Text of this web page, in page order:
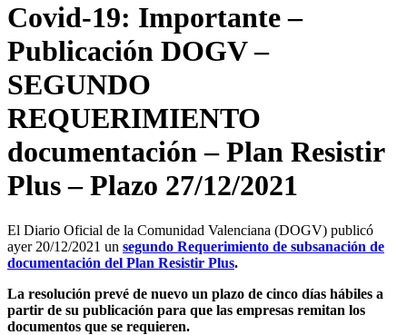
Covid-19: Importante –
Publicación DOGV –
SEGUNDO
REQUERIMIENTO
documentación – Plan Resistir
Plus – Plazo 27/12/2021
El Diario Oficial de la Comunidad Valenciana (DOGV) publicó
ayer 20/12/2021 un segundo Requerimiento de subsanación de
documentación del Plan Resistir Plus.
La resolución prevé de nuevo un plazo de cinco días hábiles a
partir de su publicación para que las empresas remitan los
documentos que se requieren.